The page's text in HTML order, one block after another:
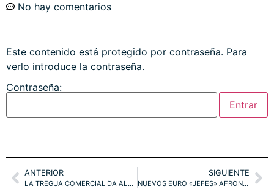
No hay comentarios
Este contenido está protegido por contraseña. Para
verlo introduce la contraseña.
Contraseña:
ANTERIOR
LA TREGUA COMERCIAL DA ALAS AL RALLY DE VERANO. DOW, NASDAQ, DAX, EUROSTOXX, IBEX. S&P500=> 3.000
SIGUIENTE
NUEVOS EURO «JEFES» AFRONTAN COYUNTURA REALMENTE COMPLEJA. TÉCNICOS Y PROYECCIONES DEUTSCHE BANK, DAX, IBEX, EUROSTOXX, BBVA, SAN. TELEFÓNICA.